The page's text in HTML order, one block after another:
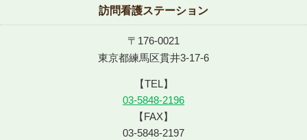
訪問看護ステーション
〒176-0021
東京都練馬区貫井3-17-6
【TEL】
03-5848-2196
【FAX】
03-5848-2197